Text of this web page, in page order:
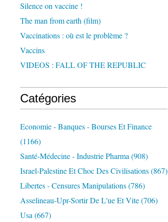
Silence on vaccine !
The man from earth (film)
Vaccinations : où est le problème ?
Vaccins
VIDEOS : FALL OF THE REPUBLIC
Catégories
Economie - Banques - Bourses Et Finance
(1166)
Santé-Médecine - Industrie Pharma (908)
Israel-Palestine Et Choc Des Civilisations(867)
Libertes - Censures Manipulations(786)
Asselineau-Upr-Sortir De L'ue Et Vite(706)
Usa (667)